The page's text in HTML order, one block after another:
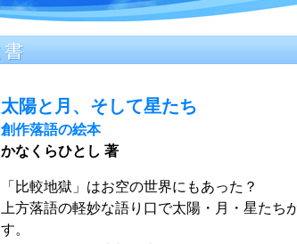
太陽と月、そして星たち
創作落語の絵本
かなくらひとし 著
「比較地獄」はお空の世界にもあった？
上方落語の軽妙な語り口で太陽・月・星たち
す。